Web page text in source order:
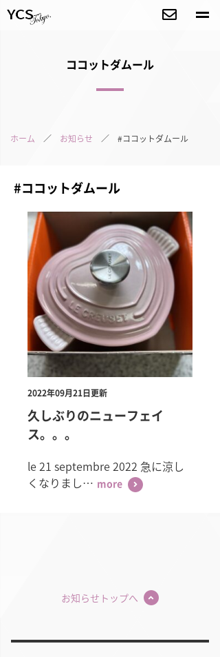
ココットダムール
ホーム ／ お知らせ ／ #ココットダムール
#ココットダムール
2022年09月21日更新
久しぶりのニューフェイ
ス。。。
le 21 septembre 2022 急に涼し
くなりまし… more
お知らせトップへ